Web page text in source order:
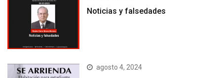
Noticias y falsedades
agosto 4, 2024